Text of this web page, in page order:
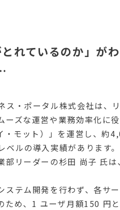
とれているのか」が
ス・ポータル株式会社は、
ーズな運営や業務効率化に
・モット）」を運営し、約
ベルの導入実績があります
部リーダーの杉田 尚子 氏は
ステム開発を行わず、各
ため、1 ユーザ月額150 円